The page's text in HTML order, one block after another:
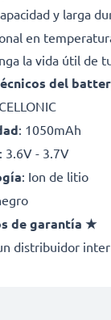
y larga
en
la vida útil de
del
CELLONIC
: 1050mAh
: 3.6V - 3.7V
: Ion de litio
de garantía ★
distribuidor